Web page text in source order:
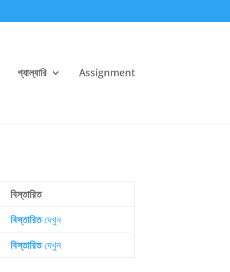
গ্যাল্যারি Assignment
বিস্তারিত
বিস্তারিতদেখুন
বিস্তারিতদেখুন